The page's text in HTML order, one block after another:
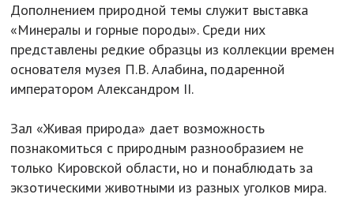
Дополнением природной темы служит выставка
«Минералы и горные породы». Среди них
представлены редкие образцы из коллекции времен
основателя музея П.В. Алабина, подаренной
императором Александром II.
Зал «Живая природа» дает возможность
познакомиться с природным разнообразием не
только Кировской области, но и понаблюдать за
экзотическими животными из разных уголков мира.